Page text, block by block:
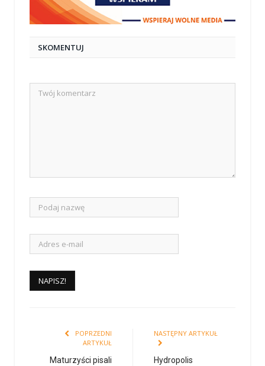
SKOMENTUJ
POPRZEDNI
ARTYKUŁ
Maturzyści pisali
NASTĘPNY ARTYKUŁ
Hydropolis